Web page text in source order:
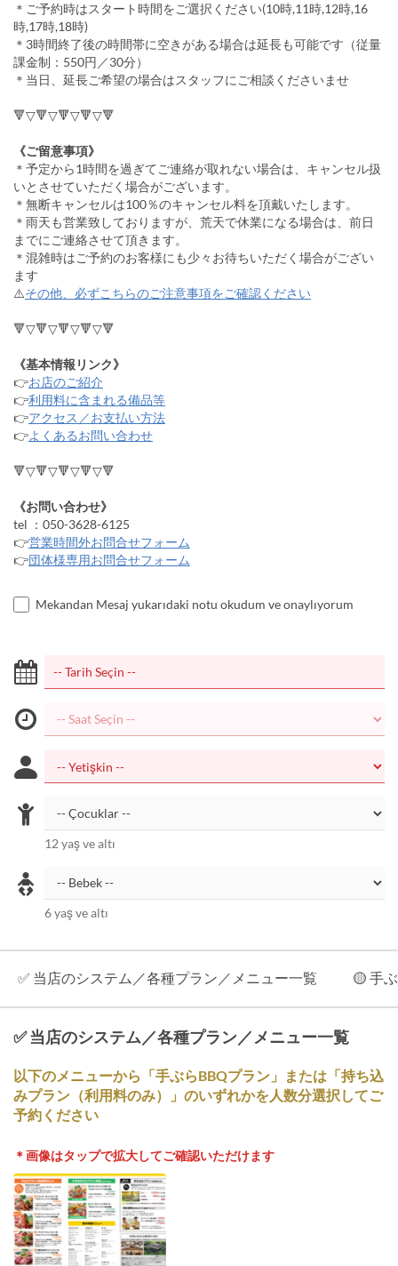
＊ご予約時はスタート時間をご選択ください(10時,11時,12時,16
時,17時,18時)
＊3時間終了後の時間帯に空きがある場合は延長も可能です（従量
課金制：550円／30分）
＊当日、延長ご希望の場合はスタッフにご相談くださいませ
🔻▽🔻▽🔻▽🔻▽🔻
《ご留意事項》
＊予定から1時間を過ぎてご連絡が取れない場合は、キャンセル扱
いとさせていただく場合がございます。
＊無断キャンセルは100％のキャンセル料を頂戴いたします。
＊雨天も営業致しておりますが、荒天で休業になる場合は、前日
までにご連絡させて頂きます。
＊混雑時はご予約のお客様にも少々お待ちいただく場合がござい
ます
⚠️その他、必ずこちらのご注意事項をご確認ください
🔻▽🔻▽🔻▽🔻▽🔻
《基本情報リンク》
👉お店のご紹介
👉利用料に含まれる備品等
👉アクセス／お支払い方法
👉よくあるお問い合わせ
🔻▽🔻▽🔻▽🔻▽🔻
《お問い合わせ》
tel ：050-3628-6125
👉営業時間外お問合せフォーム
👉団体様専用お問合せフォーム
Mekandan Mesaj yukarıdaki notu okudum ve onaylıyorum
12 yaş ve altı
6 yaş ve altı
✅ 当店のシステム／各種プラン／メニュー一覧 🟡 手
✅ 当店のシステム／各種プラン／メニュー一覧
以下のメニューから「手ぶらBBQプラン」または「持ち込
みプラン（利用料のみ）」のいずれかを人数分選択してご
予約ください
＊画像はタップで拡大してご確認いただけます